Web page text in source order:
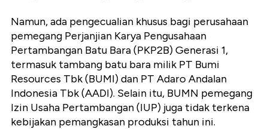
Namun, ada pengecualian khusus bagi perusahaan
pemegang Perjanjian Karya Pengusahaan
Pertambangan Batu Bara (PKP2B) Generasi 1,
termasuk tambang batu bara milik PT Bumi
Resources Tbk (BUMI) dan PT Adaro Andalan
Indonesia Tbk (AADI). Selain itu, BUMN pemegang
Izin Usaha Pertambangan (IUP) juga tidak terkena
kebijakan pemangkasan produksi tahun ini.